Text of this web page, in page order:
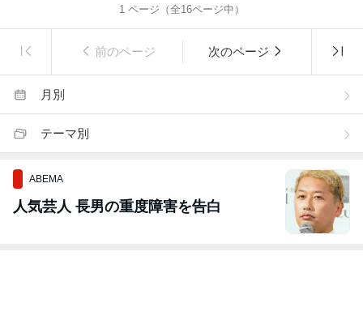
1ページ（全16ページ中）
前のページ 次のページ
月別
テーマ別
ABEMA
人気芸人 長男の重度障害を告白